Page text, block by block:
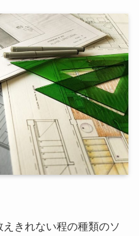
きれない程の種類のソ